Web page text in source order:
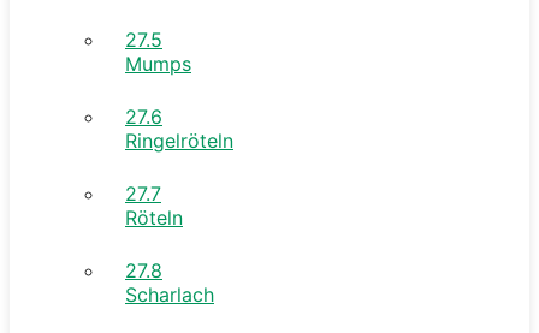
27.5
Mumps
27.6
Ringelröteln
27.7
Röteln
27.8
Scharlach